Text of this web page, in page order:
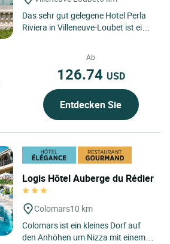
Das sehr gut gelegene Hotel Perla
Riviera in Villeneuve-Loubet ist eine
Ab
126.74 USD
Entdecken Sie
Logis Hôtel Auberge du Rédier
Colomars10 km
Colomars ist ein kleines Dorf auf
den Anhöhen um Nizza mit einem